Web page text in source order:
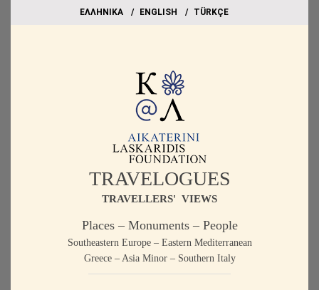
EΛΛΗΝΙΚΑ ΕΝGLISH TÜRKÇE
TRAVELOGUES
TRAVELLERS' VIEWS
Places – Monuments – People
Southeastern Europe – Eastern Mediterranean
Greece – Asia Minor – Southern Italy